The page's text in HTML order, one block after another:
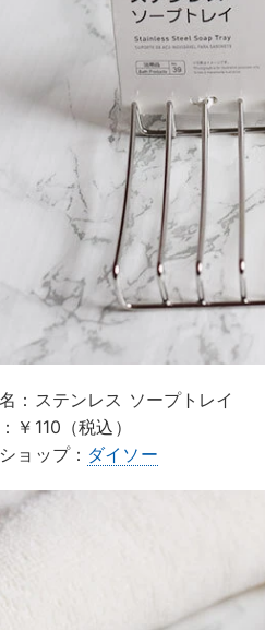
：ステンレス ソープトレイ
￥110（税込）
ョップ： ダイソー